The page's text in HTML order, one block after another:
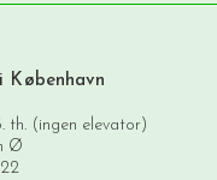
København
th. (ingen elevator)
Ø